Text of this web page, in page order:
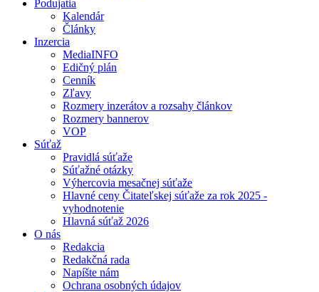
Podujatia
Kalendár
Články
Inzercia
MediaINFO
Edičný plán
Cenník
Zľavy
Rozmery inzerátov a rozsahy článkov
Rozmery bannerov
VOP
Súťaž
Pravidlá súťaže
Súťažné otázky
Výhercovia mesačnej súťaže
Hlavné ceny Čitateľskej súťaže za rok 2025 -
vyhodnotenie
Hlavná súťaž 2026
O nás
Redakcia
Redakčná rada
Napíšte nám
Ochrana osobných údajov